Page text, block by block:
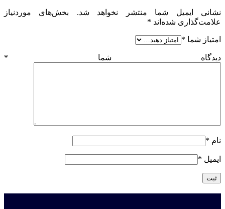
نشانی ایمیل شما منتشر نخواهد شد.
بخش‌های موردنیاز
علامت‌گذاری شده‌اند *
امتیاز شما *
دیدگاه شما *
نام *
ایمیل *